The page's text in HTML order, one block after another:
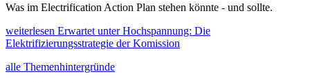
Was im Electrification Action Plan stehen könnte - und sollte.
weiterlesen Erwartet unter Hochspannung: Die
Elektrifizierungsstrategie der Komission
alle Themenhintergründe